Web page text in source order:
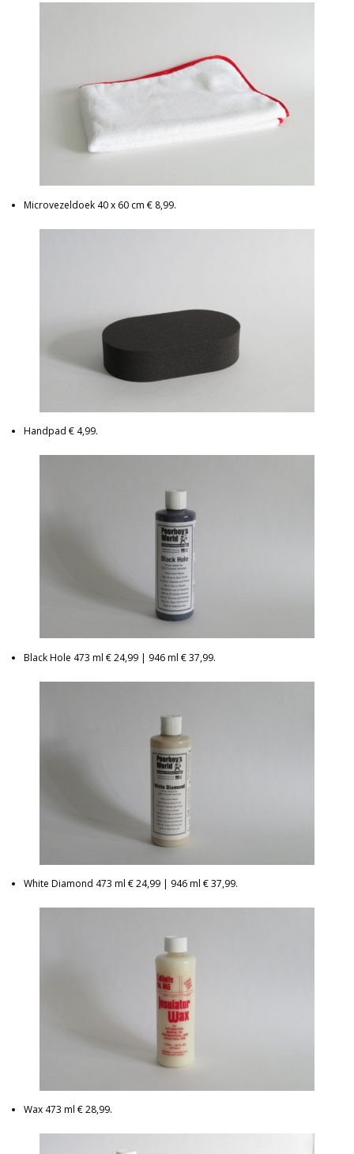
Microvezeldoek 40 x 60 cm € 8,99.
Handpad € 4,99.
Black Hole 473 ml € 24,99 | 946 ml € 37,99.
White Diamond 473 ml € 24,99 | 946 ml € 37,99.
Wax 473 ml € 28,99.